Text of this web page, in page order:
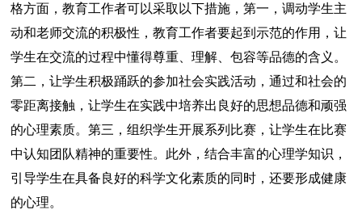
格方面，教育工作者可以采取以下措施，第一，调动学生主
动和老师交流的积极性，教育工作者要起到示范的作用，让
学生在交流的过程中懂得尊重、理解、包容等品德的含义。
第二，让学生积极踊跃的参加社会实践活动，通过和社会的
零距离接触，让学生在实践中培养出良好的思想品德和顽强
的心理素质。第三，组织学生开展系列比赛，让学生在比赛
中认知团队精神的重要性。此外，结合丰富的心理学知识，
引导学生在具备良好的科学文化素质的同时，还要形成健康
的心理。